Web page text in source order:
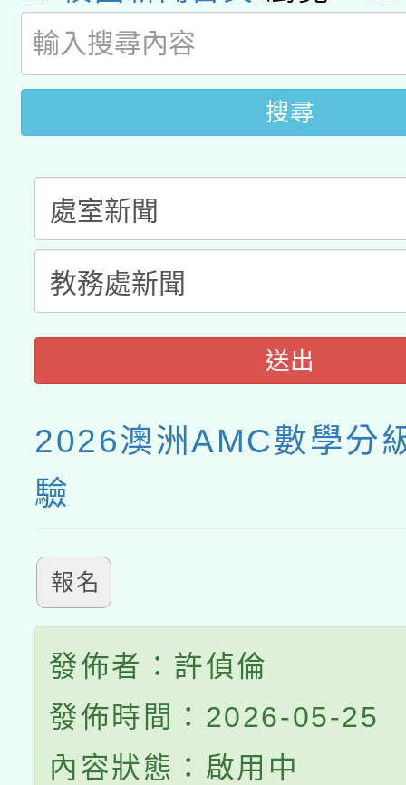
動」
開 智慧啟航」
搜尋
送出
2026澳洲AMC數學分
驗
報名
發佈者：許偵倫
發佈時間：2026-05-25
內容狀態：啟用中